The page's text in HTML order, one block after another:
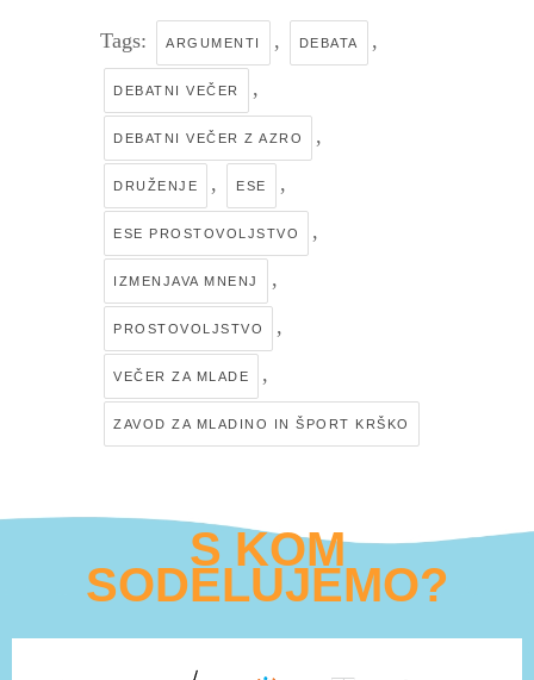
Tags: ARGUMENTI , DEBATA ,
DEBATNI VEČER ,
DEBATNI VEČER Z AZRO ,
DRUŽENJE , ESE ,
ESE PROSTOVOLJSTVO ,
IZMENJAVA MNENJ ,
PROSTOVOLJSTVO ,
VEČER ZA MLADE ,
ZAVOD ZA MLADINO IN ŠPORT KRŠKO
S KOM
SODELUJEMO?